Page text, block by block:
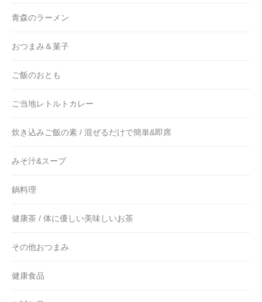
青森のラーメン
おつまみ＆菓子
ご飯のおとも
ご当地レトルトカレー
炊き込みご飯の素 / 混ぜるだけで簡単&即席
みそ汁&スープ
鍋料理
健康茶 / 体に優しい美味しいお茶
その他おつまみ
健康食品